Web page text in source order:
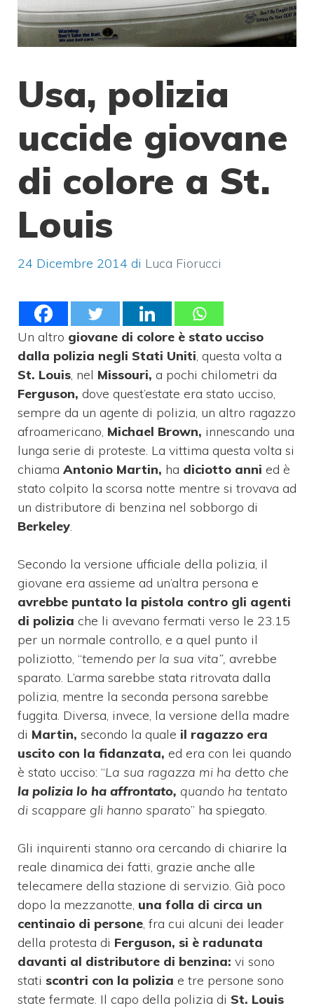
Usa, polizia
uccide giovane
di colore a St.
Louis
24 Dicembre 2014 di Luca Fiorucci
Un altro giovane di colore è stato ucciso
dalla polizia negli Stati Uniti, questa volta a
St. Louis, nel Missouri, a pochi chilometri da
Ferguson, dove quest’estate era stato ucciso,
sempre da un agente di polizia, un altro ragazzo
afroamericano, Michael Brown, innescando una
lunga serie di proteste. La vittima questa volta si
chiama Antonio Martin, ha diciotto anni ed è
stato colpito la scorsa notte mentre si trovava ad
un distributore di benzina nel sobborgo di
Berkeley.
Secondo la versione ufficiale della polizia, il
giovane era assieme ad un’altra persona e
avrebbe puntato la pistola contro gli agenti
di polizia che li avevano fermati verso le 23.15
per un normale controllo, e a quel punto il
poliziotto, “temendo per la sua vita”, avrebbe
sparato. L’arma sarebbe stata ritrovata dalla
polizia, mentre la seconda persona sarebbe
fuggita. Diversa, invece, la versione della madre
di Martin, secondo la quale il ragazzo era
uscito con la fidanzata, ed era con lei quando
è stato ucciso: “La sua ragazza mi ha detto che
la polizia lo ha affrontato, quando ha tentato
di scappare gli hanno sparato” ha spiegato.
Gli inquirenti stanno ora cercando di chiarire la
reale dinamica dei fatti, grazie anche alle
telecamere della stazione di servizio. Già poco
dopo la mezzanotte, una folla di circa un
centinaio di persone, fra cui alcuni dei leader
della protesta di Ferguson, si è radunata
davanti al distributore di benzina: vi sono
stati scontri con la polizia e tre persone sono
state fermate. Il capo della polizia di St. Louis